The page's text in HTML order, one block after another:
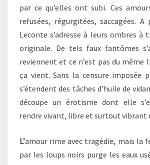
par ce qu’elles ont subi. Ces
refusées, régurgitées, saccagées. A
Leconte s’adresse à leurs ombres à
originale. De tels faux fantômes
reviennent et ce n’est pas du même
ça vient. Sans la censure imposée
s’étendent des tâches d’huile de
découpe un érotisme dont elle
rendre vivant, libre et surtout vibrant
L’amour rime avec tragédie, mais la
par les loups noirs purge les eaux